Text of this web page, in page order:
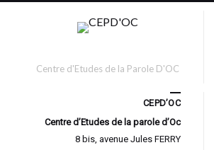
Centre d'Etudes de la Parole D'OC
CEPD’OC
Centre d’Etudes de la parole d’Oc
8 bis, avenue Jules FERRY